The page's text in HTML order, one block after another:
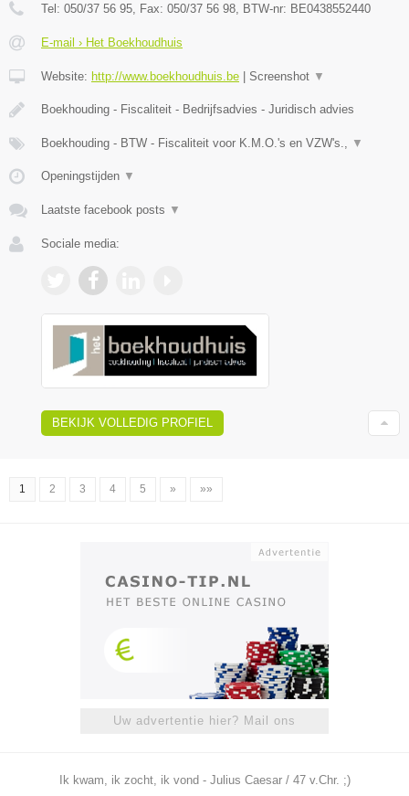
Tel: 050/37 56 95 , Fax: 050/37 56 98 , BTW-nr: BE0438552440
E-mail › Het Boekhoudhuis
Website: http://www.boekhoudhuis.be Screenshot ▼
Boekhouding - Fiscaliteit - Bedrijfsadvies - Juridisch advies
Boekhouding - BTW - Fiscaliteit voor K.M.O.'s en VZW's., ▼
Openingstijden ▼
Laatste facebook posts ▼
Sociale media:
BEKIJK VOLLEDIG PROFIEL
1 2 3 4 5 » »»
Uw advertentie hier? Mail ons
Ik kwam, ik zocht, ik vond - Julius Caesar / 47 v.Chr. ;)